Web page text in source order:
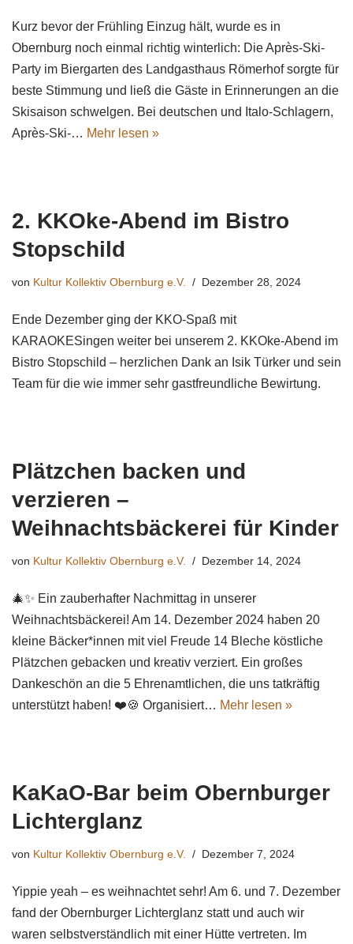
Kurz bevor der Frühling Einzug hält, wurde es in
Obernburg noch einmal richtig winterlich: Die Après-Ski-
Party im Biergarten des Landgasthaus Römerhof sorgte für
beste Stimmung und ließ die Gäste in Erinnerungen an die
Skisaison schwelgen. Bei deutschen und Italo-Schlagern,
Après-Ski-… Mehr lesen »
2. KKOke-Abend im Bistro
Stopschild
von Kultur Kollektiv Obernburg e.V. Dezember 28, 2024
Ende Dezember ging der KKO-Spaß mit
KARAOKESingen weiter bei unserem 2. KKOke-Abend im
Bistro Stopschild – herzlichen Dank an Isik Türker und sein
Team für die wie immer sehr gastfreundliche Bewirtung.
Plätzchen backen und
verzieren –
Weihnachtsbäckerei für Kinder
von Kultur Kollektiv Obernburg e.V. Dezember 14, 2024
🎄✨ Ein zauberhafter Nachmittag in unserer
Weihnachtsbäckerei! Am 14. Dezember 2024 haben 20
kleine Bäcker*innen mit viel Freude 14 Bleche köstliche
Plätzchen gebacken und kreativ verziert. Ein großes
Dankeschön an die 5 Ehrenamtlichen, die uns tatkräftig
unterstützt haben! ❤️🍪 Organisiert… Mehr lesen »
KaKaO-Bar beim Obernburger
Lichterglanz
von Kultur Kollektiv Obernburg e.V. Dezember 7, 2024
Yippie yeah – es weihnachtet sehr! Am 6. und 7. Dezember
fand der Obernburger Lichterglanz statt und auch wir
waren selbstverständlich mit einer Hütte vertreten. Im